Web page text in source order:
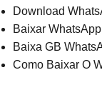
Download
Baixar
Baixa GB
Como Baixar O